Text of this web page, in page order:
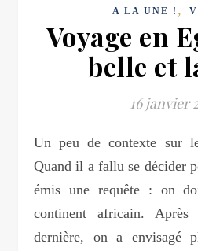
A LA UNE ! ,
Voyage en
belle et
16 janvier
Un peu de contexte sur le voyage en Egypte
Quand il a fallu se décider
émis une requête : on
continent africain. Après
dernière, on a envisagé